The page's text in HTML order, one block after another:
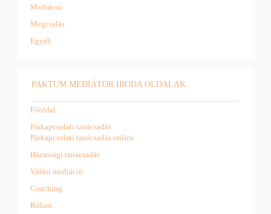
Mediáció
Megcsalás
Egyéb
PAKTUM MEDIÁTOR IRODA OLDALAK
Főoldal
Párkapcsolati tanácsadás
Párkapcsolati tanácsadás online
Házassági tanácsadás
Válási mediáció
Coaching
Rólam